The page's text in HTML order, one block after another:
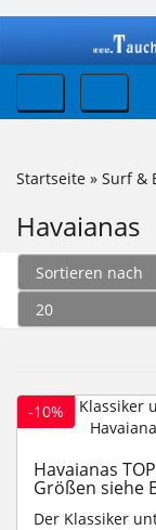
Startseite » Surf &
Havaianas
-10%
Havaianas
Größen siehe
Der Klassiker